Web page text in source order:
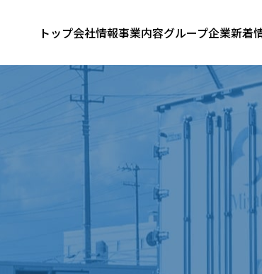
トップ会社情報事業内容グループ企業新着